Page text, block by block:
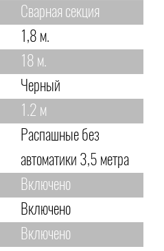
Сварная секция
1,8 м.
18 м.
Черный
1.2 м
Распашные без
автоматики 3,5 метра
Включено
Включено
Включено